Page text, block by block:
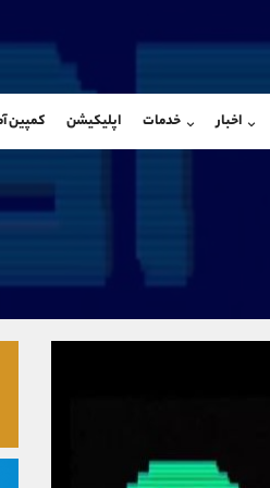
اخبار خدمات اپلیکیشن کمپین